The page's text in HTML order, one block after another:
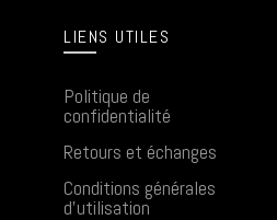
LIENS UTILES
Politique de
confidentialité
Retours et échanges
Conditions générales
d'utilisation